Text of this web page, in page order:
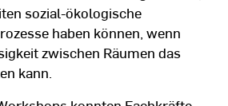
sozial-ökologische
haben können, wenn
zwischen Räumen das
kann.